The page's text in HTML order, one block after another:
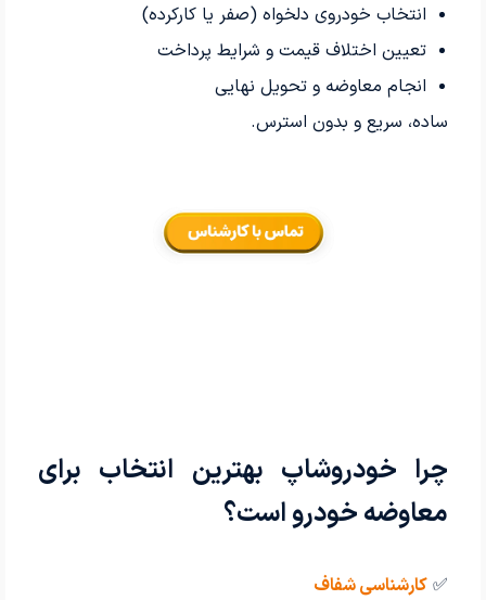
انتخاب خودروی دلخواه (صفر یا کارکرده)
تعیین اختلاف قیمت و شرایط پرداخت
انجام معاوضه و تحویل نهایی
ساده، سریع و بدون استرس.
چرا خودروشاپ بهترین انتخاب برای
معاوضه خودرو است؟
✅ کارشناسی شفاف